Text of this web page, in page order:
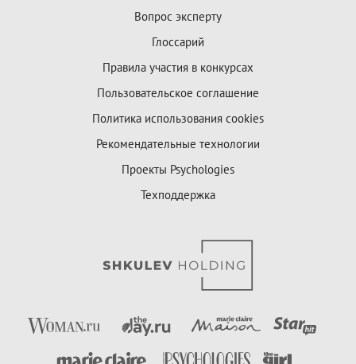
Вопрос эксперту
Глоссарий
Правила участия в конкурсах
Пользовательское соглашение
Политика использования cookies
Рекомендательные технологии
Проекты Psychologies
Техподдержка